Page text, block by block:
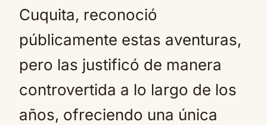
Cuquita, reconoció
públicamente estas aventuras,
pero las justificó de manera
controvertida a lo largo de los
años, ofreciendo una única